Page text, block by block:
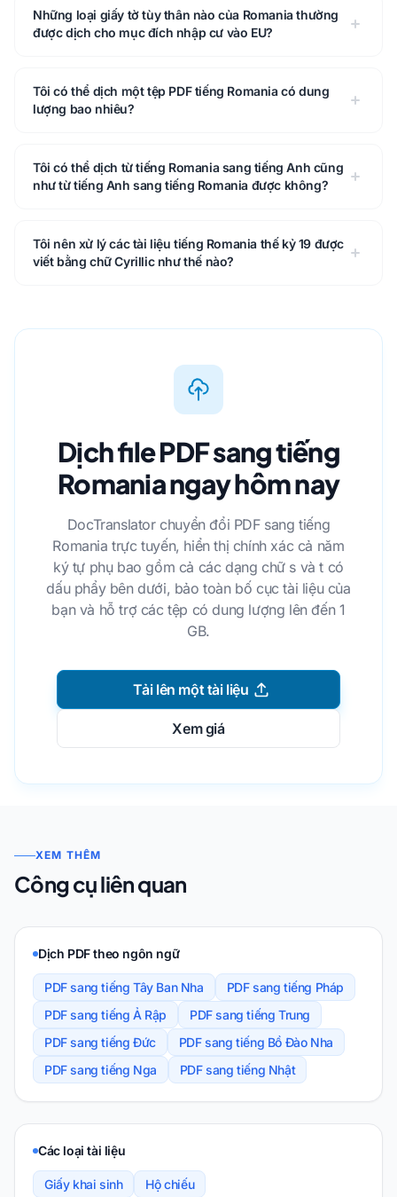
Những loại giấy tờ tùy thân nào của Romania thường
được dịch cho mục đích nhập cư vào EU?
Tôi có thể dịch một tệp PDF tiếng Romania có dung
lượng bao nhiêu?
Tôi có thể dịch từ tiếng Romania sang tiếng Anh cũng
như từ tiếng Anh sang tiếng Romania được không?
Tôi nên xử lý các tài liệu tiếng Romania thế kỷ 19 được
viết bằng chữ Cyrillic như thế nào?
Dịch file PDF sang tiếng
Romania ngay hôm nay
DocTranslator chuyển đổi PDF sang tiếng
Romania trực tuyến, hiển thị chính xác cả năm
ký tự phụ bao gồm cả các dạng chữ s và t có
dấu phẩy bên dưới, bảo toàn bố cục tài liệu của
bạn và hỗ trợ các tệp có dung lượng lên đến 1
GB.
Tải lên một tài liệu
Xem giá
XEM THÊM
Công cụ liên quan
Dịch PDF theo ngôn ngữ
PDF sang tiếng Tây Ban Nha
PDF sang tiếng Pháp
PDF sang tiếng Ả Rập
PDF sang tiếng Trung
PDF sang tiếng Đức
PDF sang tiếng Bồ Đào Nha
PDF sang tiếng Nga
PDF sang tiếng Nhật
Các loại tài liệu
Giấy khai sinh
Hộ chiếu